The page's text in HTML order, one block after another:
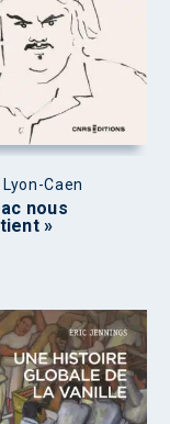
Caen
nous
»